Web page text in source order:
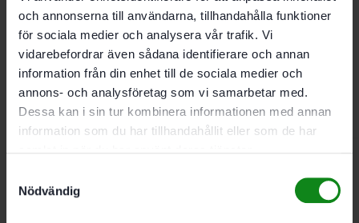
och annonserna till användarna, tillhandahålla funktioner
för sociala medier och analysera vår trafik. Vi
vidarebefordrar även sådana identifierare och annan
information från din enhet till de sociala medier och
annons- och analysföretag som vi samarbetar med.
Dessa kan i sin tur kombinera informationen med annan
information som du har tillhandahållit eller som de har
Nödvändig
Festool Standardstädset
RS-ST D 27/36-Plus
1426kr
Festool Filter HF-CT